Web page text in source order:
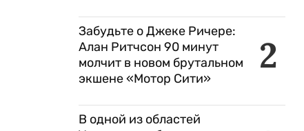
2
Забудьте о Джеке Ричере:
Алан Ритчсон 90 минут
молчит в новом брутальном
экшене «Мотор Сити»
В одной из областей